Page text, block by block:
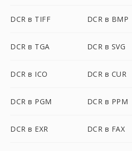
DCR в TIFF DCR в BMP
DCR в TGA DCR в SVG
DCR в ICO DCR в CUR
DCR в PGM DCR в PPM
DCR в EXR DCR в FAX